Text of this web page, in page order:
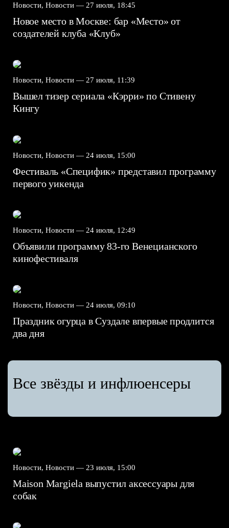
Новости, Новости — 27 июля, 18:45
Новое место в Москве: бар «Место» от
создателей клуба «Клуб»
Новости, Новости — 27 июля, 11:39
Вышел тизер сериала «Кэрри» по Стивену
Кингу
Новости, Новости — 24 июля, 15:00
Фестиваль «Специфик» представил программу
первого уикенда
Новости, Новости — 24 июля, 12:49
Объявили программу 83-го Венецианского
кинофестиваля
Новости, Новости — 24 июля, 09:10
Праздник огурца в Суздале впервые продлится
два дня
Все звёзды и инфлюенсеры
Новости, Новости — 23 июля, 15:00
Maison Margiela выпустил аксессуары для
собак